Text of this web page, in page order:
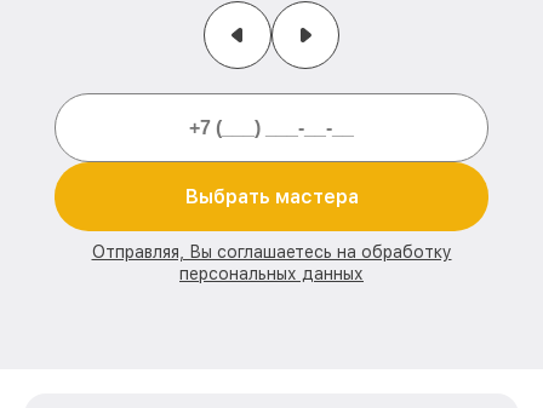
Выбрать мастера
Отправляя, Вы соглашаетесь на обработку
персональных данных